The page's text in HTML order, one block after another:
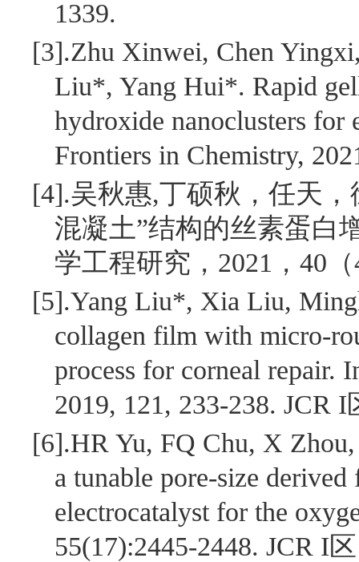
1339.
[3].Zhu Xinwei, Chen
Liu*, Yang Hui*. Rapid
hydroxide nanoclusters for
Frontiers in Chemistry,
[4].吴秋惠,丁硕秋，任天
混凝土”结构的丝素蛋白
学工程研究， 2021 ， 40 （
[5].Yang Liu*, Xia Liu,
collagen film with micro-
process for corneal repair.
2019, 121, 233-238. JCR I
[6].HR Yu, FQ Chu, X
a tunable pore-size
electrocatalyst for the
55(17):2445-2448. JCR I 区